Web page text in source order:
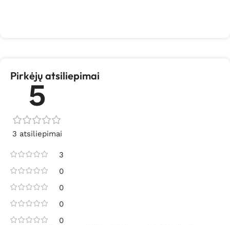
Pirkėjų atsiliepimai
5
3 atsiliepimai
3
0
0
0
0